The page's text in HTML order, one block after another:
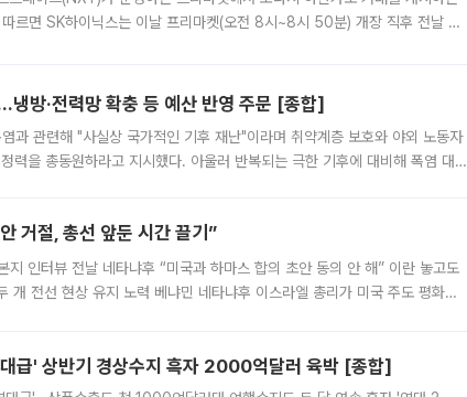
르면 SK하이닉스는 이날 프리마켓(오전 8시~8시 50분) 개장 직후 전날 정
방·전력망 확충 등 예산 반영 주문 [종합]
과 관련해 "사실상 국가적인 기후 재난"이라며 취약계층 보호와 야외 노동자
력을 총동원하라고 지시했다. 아울러 반복되는 극한 기후에 대비해 폭염 대응
거절, 총선 앞둔 시간 끌기”
지 인터뷰 전날 네타냐후 “미국과 하마스 합의 초안 동의 안 해” 이란 놓고도
개 전선 현상 유지 노력 베냐민 네타냐후 이스라엘 총리가 미국 주도 평화위
급' 상반기 경상수지 흑자 2000억달러 육박 [종합]